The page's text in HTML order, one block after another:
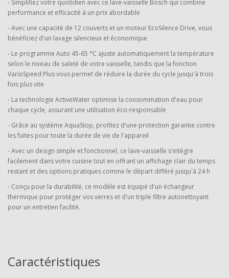
- Simplifiez votre quotidien avec ce lave-vaisselle Bosch qui combine
performance et efficacité à un prix abordable
- Avec une capacité de 12 couverts et un moteur EcoSilence Drive, vous
bénéficiez d'un lavage silencieux et économique
- Le programme Auto 45-65 °C ajuste automatiquement la température
selon le niveau de saleté de votre vaisselle, tandis que la fonction
VarioSpeed Plus vous permet de réduire la durée du cycle jusqu'à trois
fois plus vite
- La technologie ActiveWater optimise la consommation d'eau pour
chaque cycle, assurant une utilisation éco-responsable
- Grâce au système AquaStop, profitez d'une protection garantie contre
les fuites pour toute la durée de vie de l'appareil
- Avec un design simple et fonctionnel, ce lave-vaisselle s'intègre
facilement dans votre cuisine tout en offrant un affichage clair du temps
restant et des options pratiques comme le départ différé jusqu'à 24 h
- Conçu pour la durabilité, ce modèle est équipé d'un échangeur
thermique pour protéger vos verres et d'un triple filtre autonettoyant
pour un entretien facilité.
Caractéristiques